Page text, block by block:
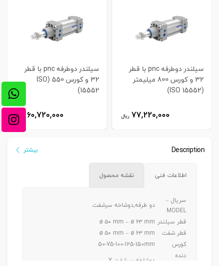
سیلندر دوطرفه pnc با قطر
32 و کورس 800 میلیمتر
(ISO 15552)
77,220,000 ریال
سیلندر دوطرفه pnc با قطر
32 و کورس 550 (ISO
15552)
60,720,000 ریال
Description بیشتر
اطلاعات فنی نقشه محصول
سریال –
MODEL
دو طرفه,دوشاخه سرشفت
قطر سیلندر ø ۵۰ mm – ø ۶۳ mm
قطر شفت
ø ۵۰ mm – ø ۶۳ mm
کورس
50-75-100-125-150mm
دنده
دوشاخه سرشفت Y